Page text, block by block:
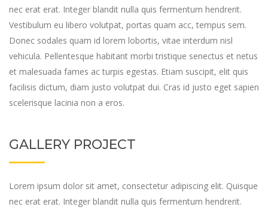
nec erat erat. Integer blandit nulla quis fermentum hendrerit.
Vestibulum eu libero volutpat, portas quam acc, tempus sem.
Donec sodales quam id lorem lobortis, vitae interdum nisl
vehicula. Pellentesque habitant morbi tristique senectus et netus
et malesuada fames ac turpis egestas. Etiam suscipit, elit quis
facilisis dictum, diam justo volutpat dui. Cras id justo eget sapien
scelerisque lacinia non a eros.
GALLERY PROJECT
Lorem ipsum dolor sit amet, consectetur adipiscing elit. Quisque
nec erat erat. Integer blandit nulla quis fermentum hendrerit.